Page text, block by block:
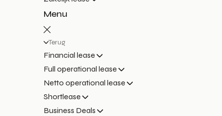
Menu
Terug
Financial lease
Full operational lease
Netto operational lease
Shortlease
Business Deals